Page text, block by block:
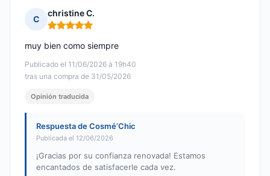
C
christine C.
Nota: 5 de 5
Publicado el 11/06/2026 à 19h40
tras una compra de 31/05/2026
muy bien como siempre
Opinión traducida
Respuesta de Cosmé’Chic
Publicada el 12/06/2026
¡Gracias por su confianza renovada! Estamos
encantados de satisfacerle cada vez.